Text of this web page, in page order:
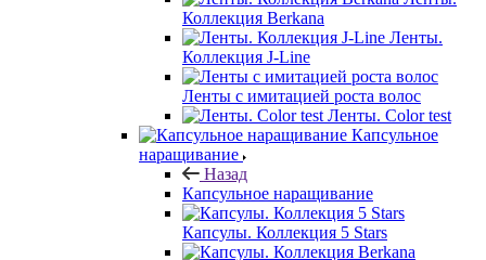
Коллекция Berkana
Ленты.
Коллекция J-Line
Ленты с имитацией роста волос
Ленты. Color test
Капсульное
наращивание
Назад
Капсульное наращивание
Капсулы. Коллекция 5 Stars